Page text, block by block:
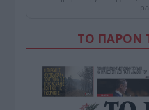
ΤΟ ΠΑΡΟΝ